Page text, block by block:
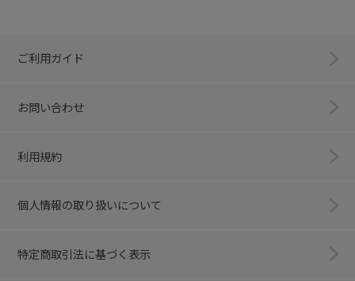
ご利用ガイド
お問い合わせ
利用規約
個人情報の取り扱いについて
特定商取引法に基づく表示